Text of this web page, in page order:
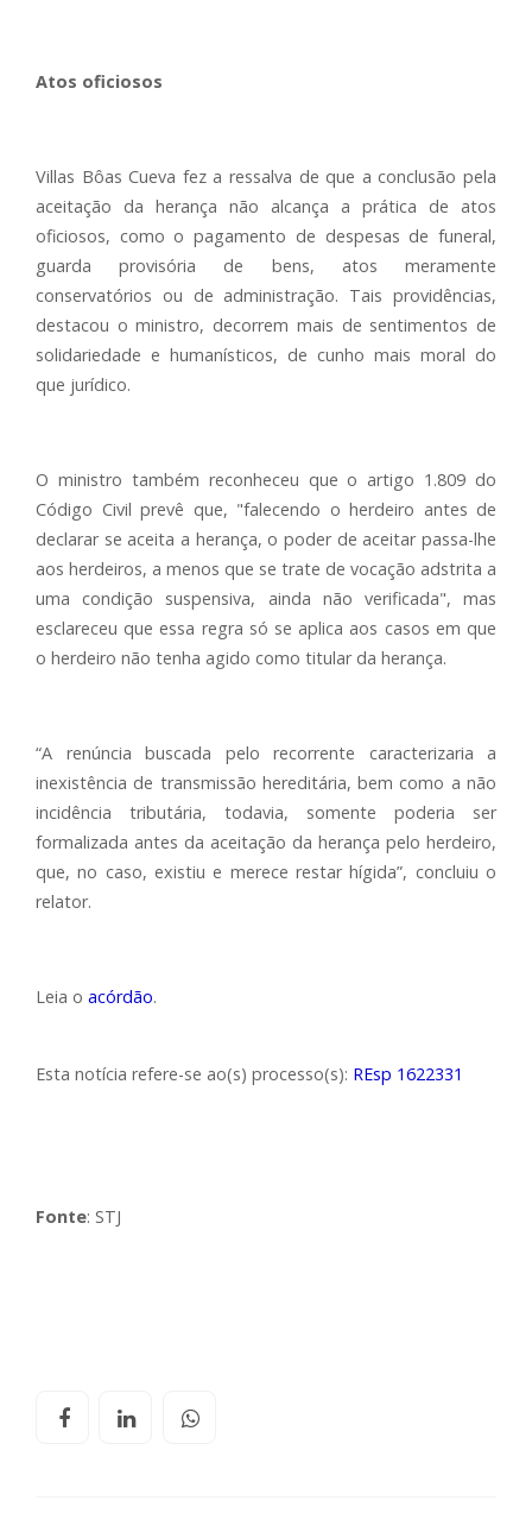
Atos oficiosos
Villas Bôas Cueva fez a ressalva de que a conclusão pela
aceitação da herança não alcança a prática de atos
oficiosos, como o pagamento de despesas de funeral,
guarda provisória de bens, atos meramente
conservatórios ou de administração. Tais providências,
destacou o ministro, decorrem mais de sentimentos de
solidariedade e humanísticos, de cunho mais moral do
que jurídico.
O ministro também reconheceu que o artigo 1.809 do
Código Civil prevê que, "falecendo o herdeiro antes de
declarar se aceita a herança, o poder de aceitar passa-lhe
aos herdeiros, a menos que se trate de vocação adstrita a
uma condição suspensiva, ainda não verificada", mas
esclareceu que essa regra só se aplica aos casos em que
o herdeiro não tenha agido como titular da herança.
“A renúncia buscada pelo recorrente caracterizaria a
inexistência de transmissão hereditária, bem como a não
incidência tributária, todavia, somente poderia ser
formalizada antes da aceitação da herança pelo herdeiro,
que, no caso, existiu e merece restar hígida”, concluiu o
relator.
Leia o acórdão.
Esta notícia refere-se ao(s) processo(s): REsp 1622331
Fonte: STJ